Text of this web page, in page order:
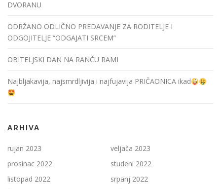
DVORANU
ODRŽANO ODLIČNO PREDAVANJE ZA RODITELJE I
ODGOJITELJE “ODGAJATI SRCEM”
OBITELJSKI DAN NA RANČU RAMI
Najbljakavija, najsmrdljivija i najfujavija PRIČAONICA ikad
ARHIVA
rujan 2023
veljača 2023
prosinac 2022
studeni 2022
listopad 2022
srpanj 2022